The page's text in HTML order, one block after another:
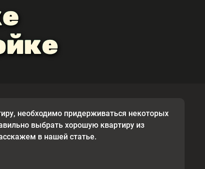
необходимо придерживаться некоторых
выбрать хорошую квартиру из
в нашей статье.